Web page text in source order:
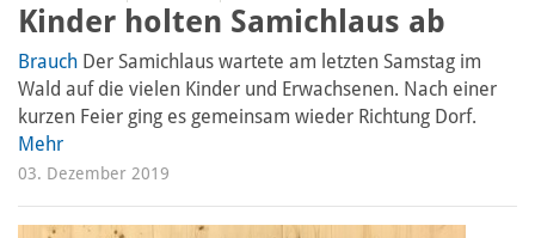
Kinder holten Samichlaus ab
Brauch Der Samichlaus wartete am letzten Samstag im
Wald auf die vielen Kinder und Erwachsenen. Nach einer
kurzen Feier ging es gemeinsam wieder Richtung Dorf.
Mehr
03. Dezember 2019